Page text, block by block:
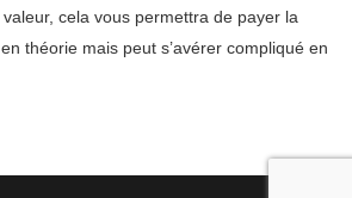
cela vous permettra de payer la
théorie mais peut s’avérer compliqué en